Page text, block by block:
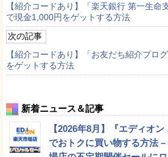
【紹介コードあり】「楽天銀行 第一生命
で現金1,000円をゲットする方法
次の記事
【紹介コードあり】「お友だち紹介プロ
をゲットする方法
新着ニュース＆記事
【2026年8月】『エディオン
でおトクに買い物する方法